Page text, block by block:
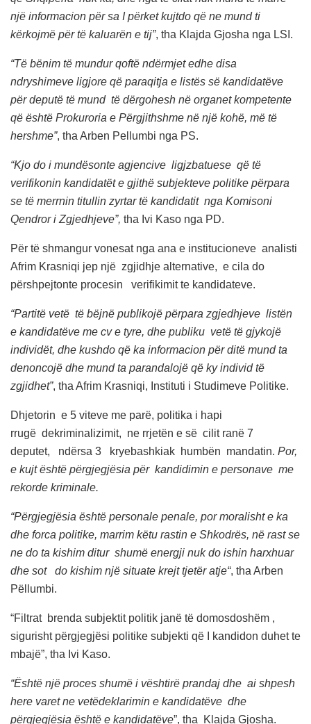
një informacion për sa I përket kujtdo që ne mund ti
kërkojmë për të kaluarën e tij”, tha Klajda Gjosha nga LSI.
“Të bënim të mundur qoftë ndërmjet edhe disa
ndryshimeve ligjore që paraqitja e listës së kandidatëve
për deputë të mund të dërgohesh në organet kompetente
që është Prokuroria e Përgjithshme në një kohë, më të
hershme”, tha Arben Pellumbi nga PS.
“Kjo do i mundësonte agjencive ligjzbatuese që të
verifikonin kandidatët e gjithë subjekteve politike përpara
se të merrnin titullin zyrtar të kandidatit nga Komisoni
Qendror i Zgjedhjeve”, tha Ivi Kaso nga PD.
Për të shmangur vonesat nga ana e institucioneve analisti
Afrim Krasniqi jep një zgjidhje alternative, e cila do
përshpejtonte procesin verifikimit te kandidateve.
“Partitë vetë të bëjnë publikojë përpara zgjedhjeve listën
e kandidatëve me cv e tyre, dhe publiku vetë të gjykojë
individët, dhe kushdo që ka informacion për ditë mund ta
denoncojë dhe mund ta parandalojë që ky individ të
zgjidhet”, tha Afrim Krasniqi, Instituti i Studimeve Politike.
Dhjetorin e 5 viteve me parë, politika i hapi
rrugë dekriminalizimit, ne rrjetën e së cilit ranë 7
deputet, ndërsa 3 kryebashkiak humbën mandatin. Por,
e kujt është përgjegjësia për kandidimin e personave me
rekorde kriminale.
“Përgjegjësia është personale penale, por moralisht e ka
dhe forca politike, marrim këtu rastin e Shkodrës, në rast se
ne do ta kishim ditur shumë energji nuk do ishin harxhuar
dhe sot do kishim një situate krejt tjetër atje“, tha Arben
Pëllumbi.
“Filtrat brenda subjektit politik janë të domosdoshëm ,
sigurisht përgjegjësi politike subjekti që I kandidon duhet te
mbajë”, tha Ivi Kaso.
“Është një proces shumë i vështirë prandaj dhe ai shpesh
here varet ne vetëdeklarimin e kandidatëve dhe
përgjegjësia është e kandidatëve”, tha Klajda Gjosha.